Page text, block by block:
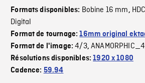
Formats disponibles: Bobine 16 mm,
Digital
Format de tournage:16mm original
Format de l'image:4/3,
Résolutions disponibles:1920 x 1080
Cadence: 59.94